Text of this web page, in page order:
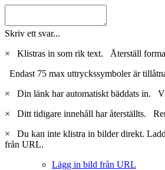
Skriv ett svar...
×
Klistras in som rik text. Återställ
Endast 75 max uttryckssymboler är
×
Din länk har automatiskt bäddats in.
×
Ditt tidigare innehåll har återställts.
×
Du kan inte klistra in bilder direkt.
från URL.
Lägg in bild från URL